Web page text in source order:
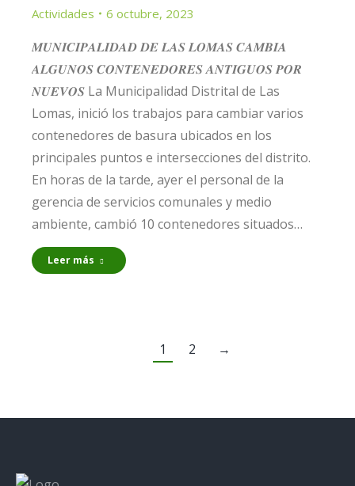
Actividades 6 octubre, 2023
𝑴𝑼𝑵𝑰𝑪𝑰𝑷𝑨𝑳𝑰𝑫𝑨𝑫 𝑫𝑬 𝑳𝑨𝑺 𝑳𝑶𝑴𝑨𝑺 𝑪𝑨𝑴𝑩𝑰𝑨
𝑨𝑳𝑮𝑼𝑵𝑶𝑺 𝑪𝑶𝑵𝑻𝑬𝑵𝑬𝑫𝑶𝑹𝑬𝑺 𝑨𝑵𝑻𝑰𝑮𝑼𝑶𝑺 𝑷𝑶𝑹
𝑵𝑼𝑬𝑽𝑶𝑺 La Municipalidad Distrital de Las
Lomas, inició los trabajos para cambiar varios
contenedores de basura ubicados en los
principales puntos e intersecciones del distrito.
En horas de la tarde, ayer el personal de la
gerencia de servicios comunales y medio
ambiente, cambió 10 contenedores situados…
Leer más
1 2 →